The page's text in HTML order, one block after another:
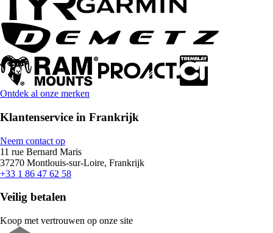
Ontdek al onze merken
Klantenservice in Frankrijk
Neem contact op
11 rue Bernard Maris
37270 Montlouis-sur-Loire, Frankrijk
+33 1 86 47 62 58
Veilig betalen
Koop met vertrouwen op onze site